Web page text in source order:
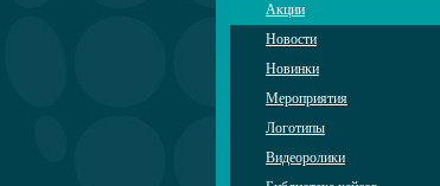
Акции
Новости
Новинки
Мероприятия
Логотипы
Видеоролики